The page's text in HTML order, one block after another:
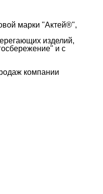
марки "Актей®",
изделий,
и с
компании